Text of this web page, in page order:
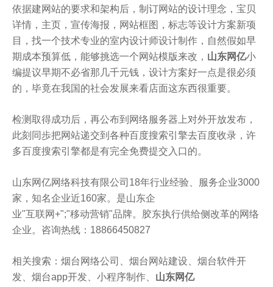
依据建网站的要求和架构后，制订网站的设计理念，宝贝
详情，主页，宣传海报，网站框图，标志等设计方案新项
目，找一个技术专业的室内设计师设计制作，自然假如早
期成本预算低，能够挑选一个网站模版来改， 山东网亿小
编提议早期不必省那几千元钱，设计方案好一点是很必须
的，毕竟在我国的社会发展来看店面这东西很重要。
检测取得成功后，再公布到网络服务器上对外开放发布，
此刻同歩把网站递交到各种百度搜索引擎去百度收录，许
多百度搜索引擎都是有完全免费提交入口的。
山东网亿网络科技有限公司18年行业经验、服务企业3000
家，知名企业近160家。是山东企
业"互联网+";"移动营销"品牌。胶东执行供给侧改革的网络
企业。咨询热线：18866450827
相关搜索：烟台网络公司、烟台网站建设、烟台软件开
发、烟台app开发、小程序制作、 山东网亿